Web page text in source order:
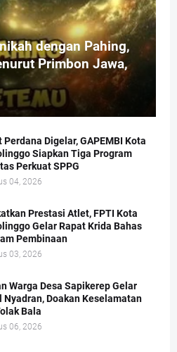
dengan Pahing,
Primbon Jawa,
Perdana Digelar, GAPEMBI Kota
Siapkan Tiga Program
Perkuat SPPG
04, 2026
Prestasi Atlet, FPTI Kota
Gelar Rapat Krida Bahas
Pembinaan
03, 2026
Warga Desa Sapikerep Gelar
Nyadran, Doakan Keselamatan
Bala
06, 2026